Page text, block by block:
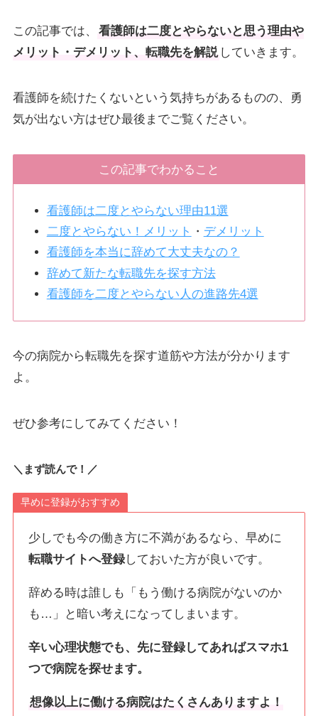
この記事では、
看護師は二度とやらないと思う理由や
メリット・デメリット、転職先を解説 していきます。
看護師を続けたくないという気持ちがあるものの、勇
気が出ない方はぜひ最後までご覧ください。
この記事でわかること
看護師は二度とやらない理由11選
二度とやらない！メリット ・ デメリット
看護師を本当に辞めて大丈夫なの？
辞めて新たな転職先を探す方法
看護師を二度とやらない人の進路先4選
今の病院から転職先を探す道筋や方法が分かります
よ。
ぜひ参考にしてみてください！
＼まず読んで！／
早めに登録がおすすめ
少しでも今の働き方に不満があるなら、早めに
転職サイトへ登録しておいた方が良いです。
辞める時は誰しも「もう働ける病院がないのか
も…」と暗い考えになってしまいます。
辛い心理状態でも、先に登録してあればスマホ1
つで病院を探せます。
想像以上に働ける病院はたくさんありますよ！